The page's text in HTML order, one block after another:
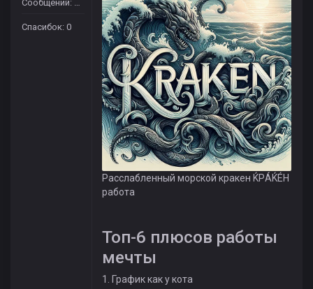
Сообщений: 364
Спасибок: 0
Расслабленный морской кракен ЌРÁЌÉH
работа
Топ-6 плюсов работы
мечты
1. График как у кота